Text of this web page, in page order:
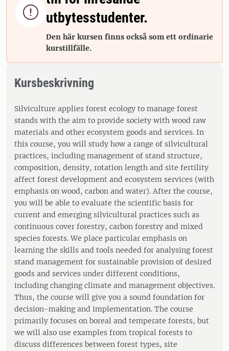
 utbytesstudenter.
Den här kursen finns också som ett ordinarie
kurstillfälle.
Kursbeskrivning
Silviculture applies forest ecology to manage forest
stands with the aim to provide society with wood raw
materials and other ecosystem goods and services. In
this course, you will study how a range of silvicultural
practices, including management of stand structure,
composition, density, rotation length and site fertility
affect forest development and ecosystem services (with
emphasis on wood, carbon and water). After the course,
you will be able to evaluate the scientific basis for
current and emerging silvicultural practices such as
continuous cover forestry, carbon forestry and mixed
species forests. We place particular emphasis on
learning the skills and tools needed for analysing forest
stand management for sustainable provision of desired
goods and services under different conditions,
including changing climate and management objectives.
Thus, the course will give you a sound foundation for
decision-making and implementation. The course
primarily focuses on boreal and temperate forests, but
we will also use examples from tropical forests to
discuss differences between forest types, site